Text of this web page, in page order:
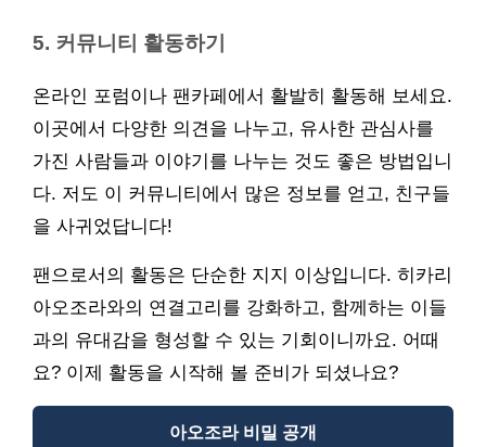
5. 커뮤니티 활동하기
온라인 포럼이나 팬카페에서 활발히 활동해 보세요.
이곳에서 다양한 의견을 나누고, 유사한 관심사를
가진 사람들과 이야기를 나누는 것도 좋은 방법입니
다. 저도 이 커뮤니티에서 많은 정보를 얻고, 친구들
을 사귀었답니다!
팬으로서의 활동은 단순한 지지 이상입니다. 히카리
아오조라와의 연결고리를 강화하고, 함께하는 이들
과의 유대감을 형성할 수 있는 기회이니까요. 어때
요? 이제 활동을 시작해 볼 준비가 되셨나요?
아오조라 비밀 공개